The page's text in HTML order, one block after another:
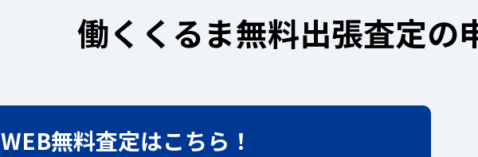
働くくるま無料出張査定の
WEB無料査定はこちら！